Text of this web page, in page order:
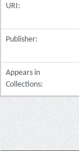
URI:
Publisher:
Appears in
Collections: